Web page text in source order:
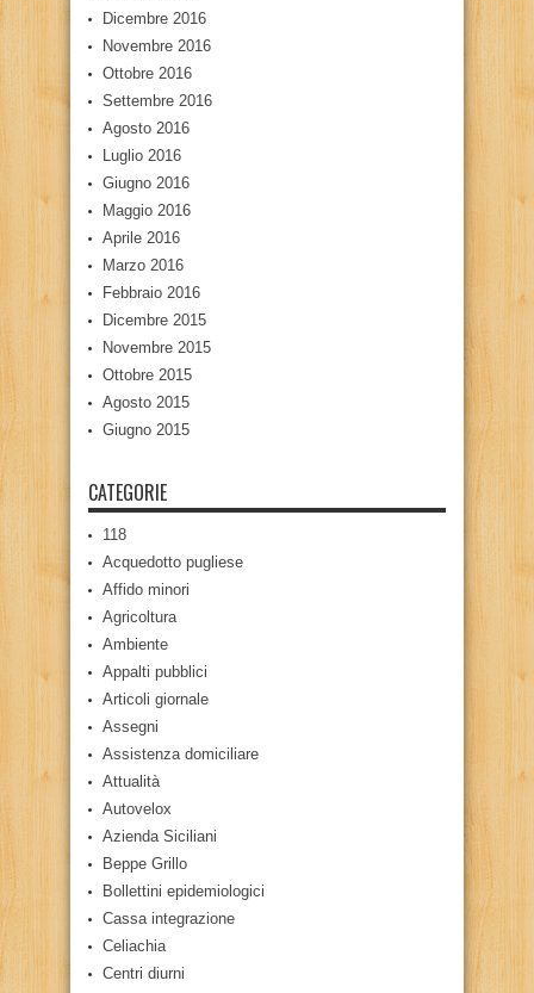
Dicembre 2016
Novembre 2016
Ottobre 2016
Settembre 2016
Agosto 2016
Luglio 2016
Giugno 2016
Maggio 2016
Aprile 2016
Marzo 2016
Febbraio 2016
Dicembre 2015
Novembre 2015
Ottobre 2015
Agosto 2015
Giugno 2015
CATEGORIE
118
Acquedotto pugliese
Affido minori
Agricoltura
Ambiente
Appalti pubblici
Articoli giornale
Assegni
Assistenza domiciliare
Attualità
Autovelox
Azienda Siciliani
Beppe Grillo
Bollettini epidemiologici
Cassa integrazione
Celiachia
Centri diurni